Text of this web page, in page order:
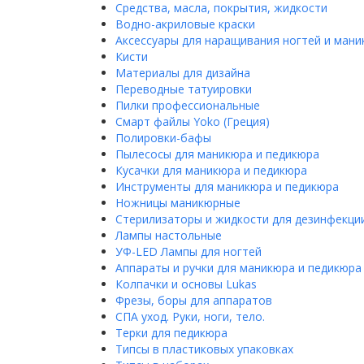
Средства, масла, покрытия, жидкости
Водно-акриловые краски
Аксессуары для наращивания ногтей и
Кисти
Материалы для дизайна
Переводные татуировки
Пилки профессиональные
Смарт файлы Yoko (Греция)
Полировки-бафы
Пылесосы для маникюра и педикюра
Кусачки для маникюра и педикюра
Инструменты для маникюра и педикюра
Ножницы маникюрные
Стерилизаторы и жидкости для
Лампы настольные
УФ-LED Лампы для ногтей
Аппараты и ручки для маникюра и педикюра
Колпачки и основы Lukas
Фрезы, боры для аппаратов
СПА уход. Руки, ноги, тело.
Терки для педикюра
Типсы в пластиковых упаковках